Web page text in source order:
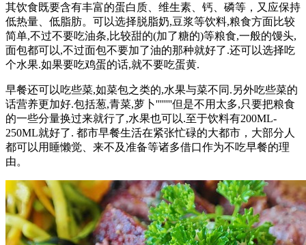
其饮食既要含有丰富的蛋白质、维生素、钙、磷等，又应保持
低热量、低脂肪。可以选择脱脂奶,豆浆等饮料,粮食方面比较
简单,不过不要吃油条,比较甜的(加了糖的)等粮食,一般的馒头,
面包都可以,不过面包不要加了油的那种就好了.还可以选择吃
个水果.如果要吃鸡蛋的话,就不要吃蛋黄.
早餐还可以吃些菜,如菜包之类的,水果与菜不同.另外吃些菜的
话营养更加好.包括葱,青菜,萝卜''''''''但是不用太多,只要把粮食
的一些分量换过来就行了,水果也可以.至于饮料有200ML-
250ML就好了. 都市早餐生活在紧张忙碌的大都市，大部分人
都可以用睡懒觉、来不及准备等诸多借口作为不吃早餐的理
由。